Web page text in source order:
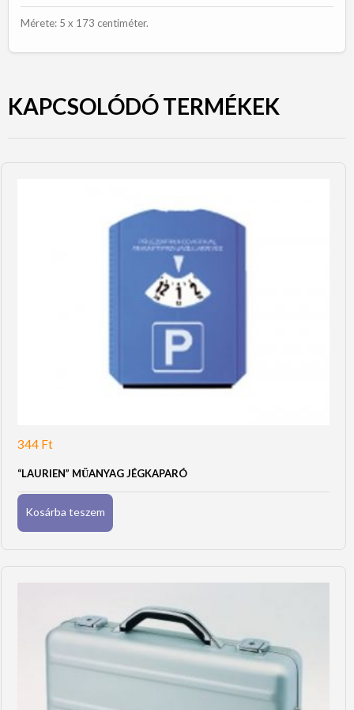
Mérete: 5 x 173 centiméter.
KAPCSOLÓDÓ TERMÉKEK
344 Ft
“LAURIEN” MŰANYAG JÉGKAPARÓ
Kosárba teszem